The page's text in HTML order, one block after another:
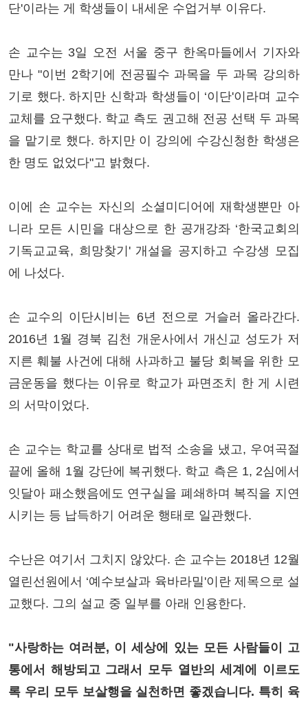
단'이라는 게 학생들이 내세운 수업거부 이유다.
손 교수는 3일 오전 서울 중구 한옥마들에서 기자와
만나 "이번 2학기에 전공필수 과목을 두 과목 강의하
기로 했다. 하지만 신학과 학생들이 ‘이단'이라며 교수
교체를 요구했다. 학교 측도 권고해 전공 선택 두 과목
을 맡기로 했다. 하지만 이 강의에 수강신청한 학생은
한 명도 없었다"고 밝혔다.
이에 손 교수는 자신의 소셜미디어에 재학생뿐만 아
니라 모든 시민을 대상으로 한 공개강좌 ‘한국교회의
기독교교육, 희망찾기' 개설을 공지하고 수강생 모집
에 나섰다.
손 교수의 이단시비는 6년 전으로 거슬러 올라간다.
2016년 1월 경북 김천 개운사에서 개신교 성도가 저
지른 훼불 사건에 대해 사과하고 불당 회복을 위한 모
금운동을 했다는 이유로 학교가 파면조치 한 게 시련
의 서막이었다.
손 교수는 학교를 상대로 법적 소송을 냈고, 우여곡절
끝에 올해 1월 강단에 복귀했다. 학교 측은 1, 2심에서
잇달아 패소했음에도 연구실을 폐쇄하며 복직을 지연
시키는 등 납득하기 어려운 행태로 일관했다.
수난은 여기서 그치지 않았다. 손 교수는 2018년 12월
열린선원에서 ‘예수보살과 육바라밀'이란 제목으로 설
교했다. 그의 설교 중 일부를 아래 인용한다.
"사랑하는 여러분, 이 세상에 있는 모든 사람들이 고
통에서 해방되고 그래서 모두 열반의 세계에 이르도
록 우리 모두 보살행을 실천하면 좋겠습니다. 특히 육